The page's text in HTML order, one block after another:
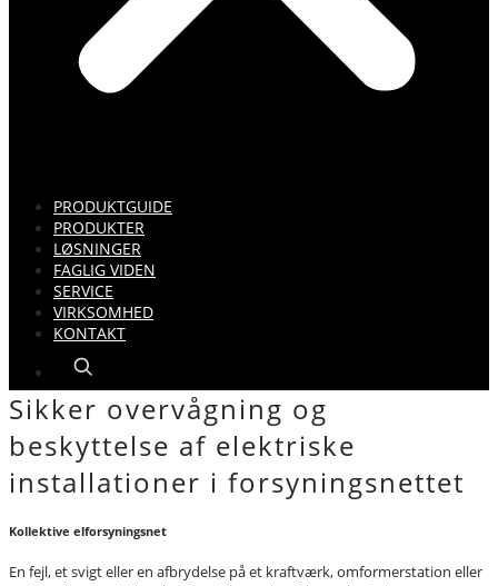
PRODUKTGUIDE
PRODUKTER
LØSNINGER
FAGLIG VIDEN
SERVICE
VIRKSOMHED
KONTAKT
Sikker overvågning og
beskyttelse af elektriske
installationer i forsyningsnettet
Kollektive elforsyningsnet
En fejl, et svigt eller en afbrydelse på et kraftværk, omformerstation eller